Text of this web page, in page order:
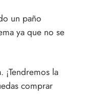
un paño
ya que no se
la
comprar